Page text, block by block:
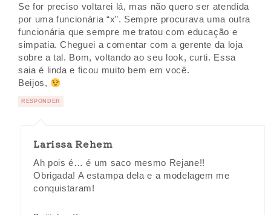
Se for preciso voltarei lá, mas não quero ser atendida
por uma funcionária “x”. Sempre procurava uma outra
funcionária que sempre me tratou com educação e
simpatia. Cheguei a comentar com a gerente da loja
sobre a tal. Bom, voltando ao seu look, curti. Essa
saia é linda e ficou muito bem em você.
Beijos,
RESPONDER
Larissa Rehem
Ah pois é… é um saco mesmo Rejane!!
Obrigada! A estampa dela e a modelagem me
conquistaram!